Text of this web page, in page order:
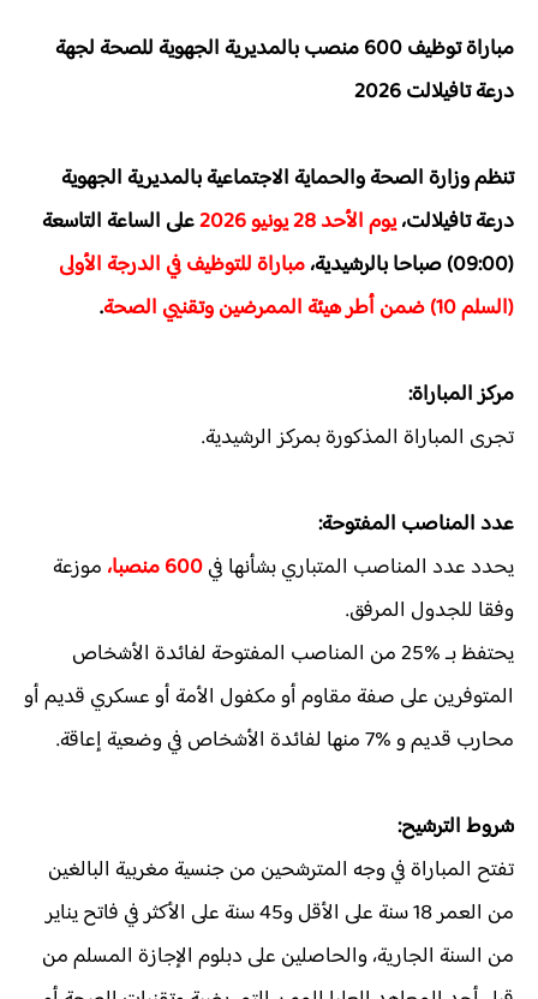
مباراة توظيف 600 منصب بالمديرية الجهوية للصحة لجهة
درعة تافيلالت
تنظم وزارة الصحة والحماية الاجتماعية بالمديرية الجهوية
درعة تافيلالت،يوم الأحد 28 يونيو 2026
على الساعة التاسعة
(09:00) صباحا بالرشيدية،
مباراة للتوظيف في الدرجة الأولى
(السلم 10) ضمن أطر هيئة الممرضين وتقنيي الصحة
.
مركز المباراة:
تجرى المباراة المذكورة بمركز الرشيدية.
عدد المناصب المفتوحة:
يحدد عدد المناصب المتباري بشأنها في600 منصبا،
موزعة
وفقا للجدول المرفق.
يحتفظ بـ %25 من المناصب المفتوحة لفائدة الأشخاص
المتوفرين على صفة مقاوم أو مكفول الأمة أو عسكري قديم أو
محارب قديم و %7 منها لفائدة الأشخاص في وضعية إعاقة.
شروط الترشيح:
تفتح المباراة في وجه المترشحين من جنسية مغربية البالغين
من العمر 18 سنة على الأقل و45 سنة على الأكثر في فاتح يناير
من السنة الجارية، والحاصلين على دبلوم الإجازة المسلم من